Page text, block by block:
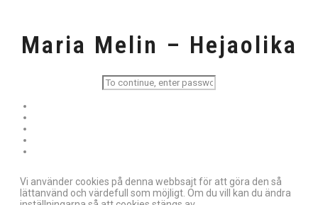
Maria Melin – Hejaolika
Vi använder cookies på denna webbsajt för att göra den så
lättanvänd och värdefull som möjligt. Om du vill kan du ändra